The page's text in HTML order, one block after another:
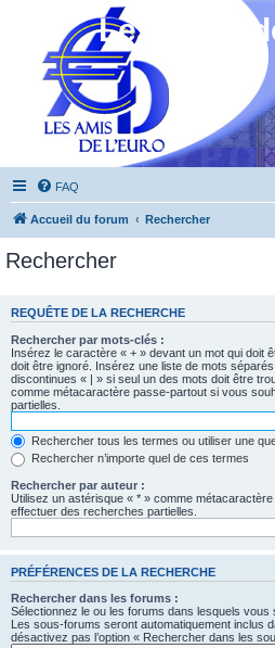
Les Amis
FAQ
Accueil du forum Rechercher
Rechercher
REQUÊTE DE LA RECHERCHE
Rechercher par mots-clés :
Insérez le caractère « + » devant un mot qui doit
doit être ignoré. Insérez une liste de mots
discontinues « | » si seul un des mots doit être
comme métacaractère passe-partout si vous
partielles.
Rechercher tous les termes ou utiliser une
Rechercher n’importe quel de ces termes
Rechercher par auteur :
Utilisez un astérisque « * » comme
effectuer des recherches partielles.
PRÉFÉRENCES DE LA RECHERCHE
Rechercher dans les forums :
Sélectionnez le ou les forums dans lesquels vous
Les sous-forums seront automatiquement inclus
désactivez pas l’option « Rechercher dans les